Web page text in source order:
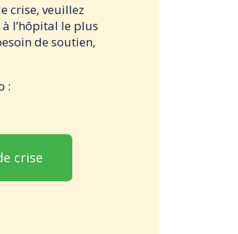
crise, veuillez
l’hôpital le plus
de soutien,
:
crise